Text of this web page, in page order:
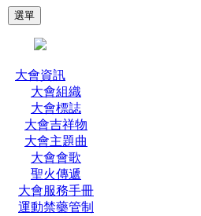
選單
大會資訊
大會組織
大會標誌
大會吉祥物
大會主題曲
大會會歌
聖火傳遞
大會服務手冊
運動禁藥管制